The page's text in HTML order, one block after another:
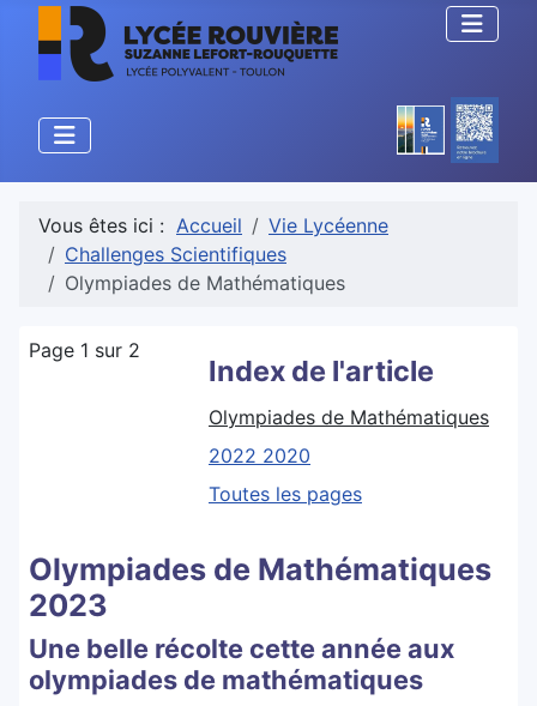
Vous êtes ici : Accueil
Vie Lycéenne
Challenges Scientifiques
Olympiades de Mathématiques
Index de l'article
Olympiades de Mathématiques
2022 2020
Toutes les pages
Page 1 sur 2
Olympiades de Mathématiques
2023
Une belle récolte cette année aux
olympiades de mathématiques